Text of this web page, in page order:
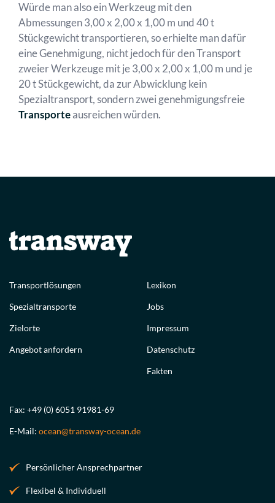
Würde man also ein Werkzeug mit den
Abmessungen 3,00 x 2,00 x 1,00 m und 40 t
Stückgewicht transportieren, so erhielte man dafür
eine Genehmigung, nicht jedoch für den Transport
zweier Werkzeuge mit je 3,00 x 2,00 x 1,00 m und je
20 t Stückgewicht, da zur Abwicklung kein
Spezialtransport, sondern zwei genehmigungsfreie
Transporteausreichen würden.
Transportlösungen
Spezialtransporte
Zielorte
Angebot anfordern
Lexikon
Jobs
Impressum
Datenschutz
Fakten
Fax: +49 (0) 6051 91981-69
E-Mail: ocean@transway-ocean.de
Persönlicher Ansprechpartner
Flexibel & Individuell